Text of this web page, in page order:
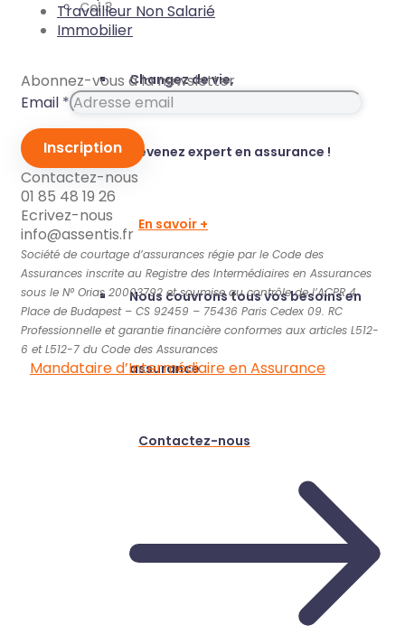
Col 3
Changez de vie,
devenez expert en assurance !
En savoir +
Nous couvrons tous vos besoins en
assurance
Contactez-nous
Travailleur Non Salarié
Immobilier
Abonnez-vous à la newsletter
Email
Mise
Email *
Inscription
Contactez-nous
01 85 48 19 26
Ecrivez-nous
info@assentis.fr
Société de courtage d’assurances régie par le Code des
Assurances inscrite au Registre des Intermédiaires en Assurances
sous le N° Orias 20003792 et soumise au contrôle de l’ACPR 4
Place de Budapest – CS 92459 – 75436 Paris Cedex 09. RC
Professionnelle et garantie financière conformes aux articles L512-
6 et L512-7 du Code des Assurances
Mandataire d’Intermédiaire en Assurance